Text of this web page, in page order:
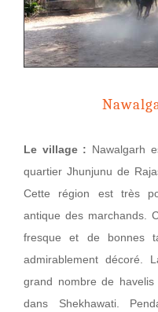
Le village : Nawalgarh
quartier Jhunjunu de
Cette région est très
antique des marchands.
fresque et de bonnes
admirablement décoré.
grand nombre de
dans Shekhawati.